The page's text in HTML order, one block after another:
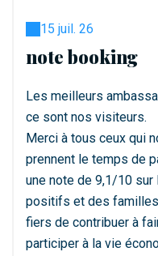
15 juil. 26
note booking
Les meilleurs
ce sont nos visiteurs.
Merci à tous ceux qui
prennent le temps de
une note de 9,1/10
positifs et des
fiers de contribuer à
participer à la vie